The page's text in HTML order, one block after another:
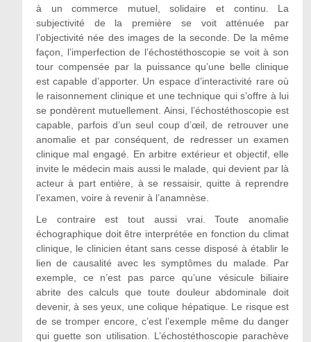
à un commerce mutuel, solidaire et continu. La
subjectivité de la première se voit atténuée par
l’objectivité née des images de la seconde. De la même
façon, l’imperfection de l’échostéthoscopie se voit à son
tour compensée par la puissance qu’une belle clinique
est capable d’apporter. Un espace d’interactivité rare où
le raisonnement clinique et une technique qui s’offre à lui
se pondèrent mutuellement. Ainsi, l’échostéthoscopie est
capable, parfois d’un seul coup d’œil, de retrouver une
anomalie et par conséquent, de redresser un examen
clinique mal engagé. En arbitre extérieur et objectif, elle
invite le médecin mais aussi le malade, qui devient par là
acteur à part entière, à se ressaisir, quitte à reprendre
l’examen, voire à revenir à l’anamnèse.
Le contraire est tout aussi vrai. Toute anomalie
échographique doit être interprétée en fonction du climat
clinique, le clinicien étant sans cesse disposé à établir le
lien de causalité avec les symptômes du malade. Par
exemple, ce n’est pas parce qu’une vésicule biliaire
abrite des calculs que toute douleur abdominale doit
devenir, à ses yeux, une colique hépatique. Le risque est
de se tromper encore, c’est l’exemple même du danger
qui guette son utilisation. L’échostéthoscopie parachève